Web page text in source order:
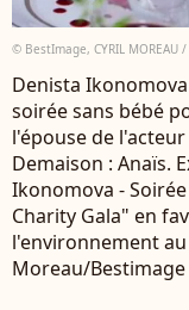
© BestImage, CYRIL MOREAU /
Denista
soirée sans bébé
l'épouse de
Demaison : Anaïs.
Ikonomova -
Charity Gala" en
l'environnement
Moreau/Bestimage